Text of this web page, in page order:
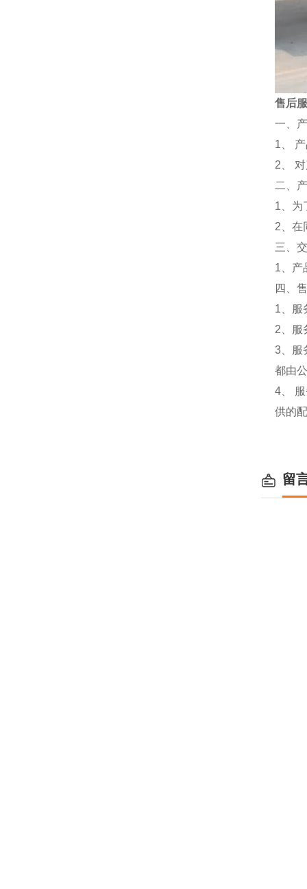
售后
一、
1、
2、
二、
1、为
2、在
三、
1、产
四、
1、服
2、服
3、服
都由
4、
供的
留